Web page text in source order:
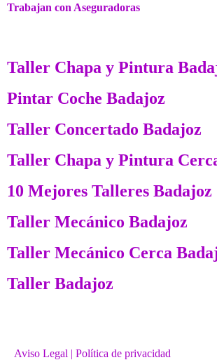
Trabajan con Aseguradoras
Taller Chapa y Pintura
Pintar Coche Badajoz
Taller Concertado Badajoz
Taller Chapa y Pintura
10 Mejores Talleres Badajoz
Taller Mecánico Badajoz
Taller Mecánico Cerca
Taller Badajoz
Aviso Legal | Política de privacidad